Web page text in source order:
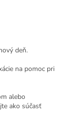
deň.
na pomoc pri
alebo
ako súčasť